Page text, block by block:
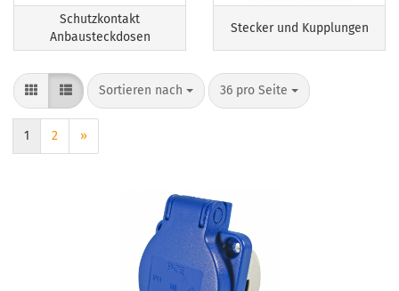
Schutzkontakt
Anbausteckdosen
Stecker und Kupplungen
Sortieren nach
Sortieren nach 36 pro Seite
pro Seite
1 2 »